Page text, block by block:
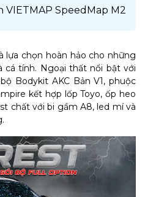
SpeedMap M2
lựa chọn hoàn hảo cho những
cá tính. Ngoại thất nổi bật với
Bodykit AKC Bản V1, phuộc
kết hợp lốp Toyo, ốp heo
chất với bi gầm A8, led mí và